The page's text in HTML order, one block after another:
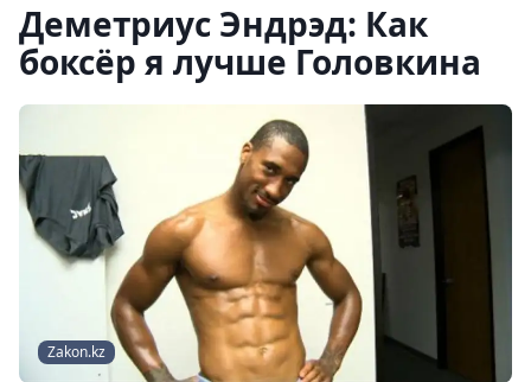
Деметриус Эндрэд: Как
боксёр я лучше Головкина
Zakon.kz